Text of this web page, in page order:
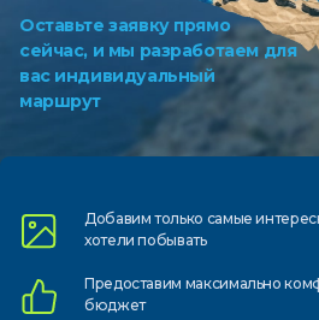
Оставьте заявку прямо
сейчас, и мы разработаем для
вас индивидуальный
маршрут
Добавим только самые
хотели побывать
Предоставим максимально
бюджет